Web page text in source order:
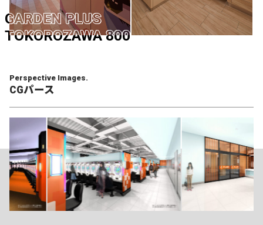
GARDEN PLUS
TOKOROZAWA 800
Perspective Images.
CGパース